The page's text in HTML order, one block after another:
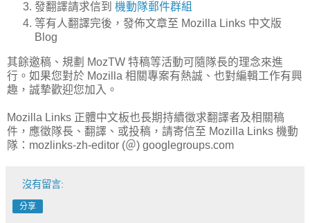
發翻譯請求信到 機動隊郵件群組
等有人翻譯完後，發佈文章至 Mozilla Links 中文版
Blog
其餘邀稿、規劃 MozTW 特稿等活動可隨隊長的理念來進
行。如果您對於 Mozilla 相關專案有熱誠、也對編輯工作有興
趣，誠摯歡迎您加入。
Mozilla Links 正體中文板也長期持續徵求翻譯者及相關稿
件，應徵隊長、翻譯、或投稿，請寄信至 Mozilla Links 機動
隊：mozlinks-zh-editor (＠) googlegroups.com
沒有留言:
分享